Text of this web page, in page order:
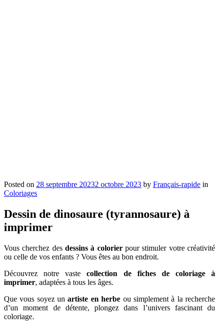
Posted on 28 septembre 20232 octobre 2023 by Français-rapide in
Coloriages
Dessin de dinosaure (tyrannosaure) à
imprimer
Vous cherchez des dessins à colorierpour stimuler votre créativité
ou celle de vos enfants ? Vous êtes au bon endroit.
Découvrez notre vastecollection de fiches de coloriage à
imprimer, adaptées à tous les âges.
Que vous soyez unartiste en herbe ou simplement à la recherche
d’un moment de détente, plongez dans l’univers fascinant du
coloriage.